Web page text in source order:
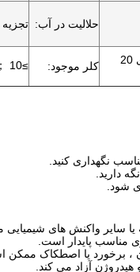
حلالیت در آب:
1.25 گرم در میلی لیتر در دمای 20
کلر موجود: ≥10 ； ； ≥ 5
نگهداری کنید.
دارید.
شود.
یا سایر واکنش های شیمیایی
مناسب پایدار است.
یا اصطکاک ممکن